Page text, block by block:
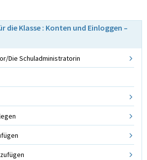
die Klasse : Konten und Einloggen –
Die Schuladministratorin